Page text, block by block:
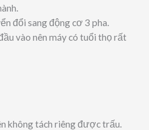
đổi sang động cơ 3 pha.
vào nên máy có tuổi thọ rất
không tách riêng được trấu.